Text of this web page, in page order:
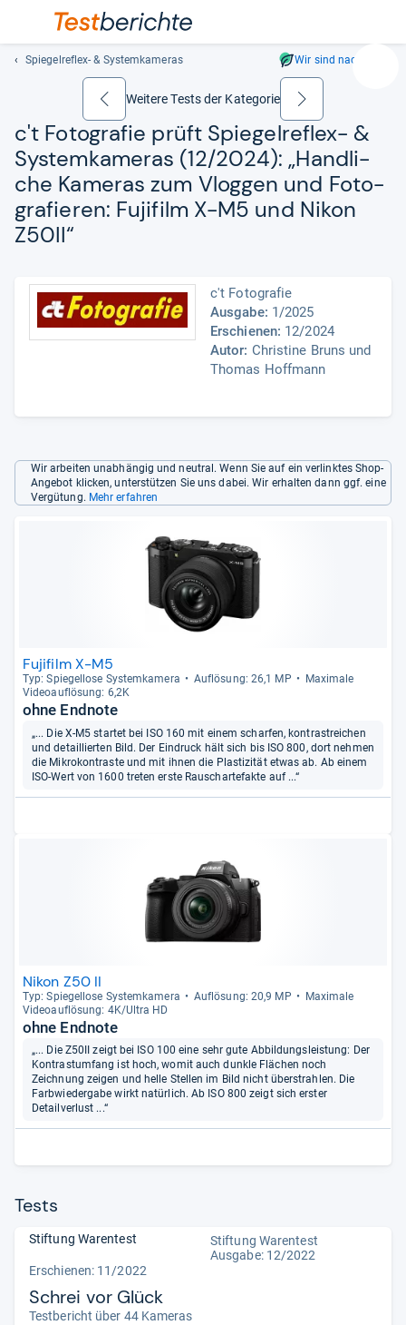
drei
Zeichen
ein.
den
Spiegelreflex- & Systemkameras Wir sind nachhaltig
c't Foto­gra­fie prüft Spie­gel­re­flex-​ &
Sys­tem­ka­me­ras (12/2024): „Hand­li­
che Kame­ras zum Vlog­gen und Foto­
gra­fie­ren: Fuji­film X-​M5 und Nikon
Z50II“
zurück Weitere Tests der Kategorie weiter
c't Fotografie
Ausgabe: 1/2025
Erschienen: 12/2024
Autor: Christine Bruns und
Thomas Hoffmann
Wir arbeiten unabhängig und neutral. Wenn Sie auf ein verlinktes Shop-
Angebot klicken, unterstützen Sie uns dabei. Wir erhalten dann ggf. eine
Vergütung. Mehr erfahren
Fujifilm X-M5
Typ: Spie­gel­lose Sys­tem­ka­mera Auf­lö­sung: 26,1 MP
Maxi­male
Videoauf­lö­sung: 6,2K
ohne Endnote
„... Die X-M5 startet bei ISO 160 mit einem scharfen, kontrastreichen
und detaillierten Bild. Der Eindruck hält sich bis ISO 800, dort nehmen
die Mikrokontraste und mit ihnen die Plastizität etwas ab. Ab einem
ISO-Wert von 1600 treten erste Rauschartefakte auf ...“
Nikon Z50 II
Typ: Spie­gel­lose Sys­tem­ka­mera Auf­lö­sung: 20,9 MP
Maxi­male
Videoauf­lö­sung: 4K/Ultra HD
ohne Endnote
„... Die Z50II zeigt bei ISO 100 eine sehr gute Abbildungsleistung: Der
Kontrastumfang ist hoch, womit auch dunkle Flächen noch
Zeichnung zeigen und helle Stellen im Bild nicht überstrahlen. Die
Farbwiedergabe wirkt natürlich. Ab ISO 800 zeigt sich erster
Detailverlust ...“
Tests
Stiftung Warentest
Stiftung Warentest
Ausgabe: 12/2022
Erschienen: 11/2022
Schrei vor Glück
Testbericht über 44 Kameras